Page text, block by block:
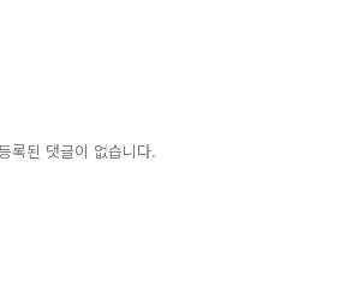
록된 댓글이 없습니다.